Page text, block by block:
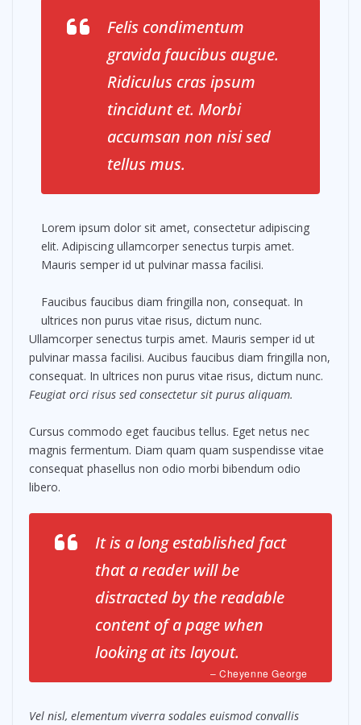
Felis condimentum
gravida faucibus augue.
Ridiculus cras ipsum
tincidunt et. Morbi
accumsan non nisi sed
tellus mus.
Lorem ipsum dolor sit amet, consectetur adipiscing
elit. Adipiscing ullamcorper senectus turpis amet.
Mauris semper id ut pulvinar massa facilisi.
Faucibus faucibus diam fringilla non, consequat. In
ultrices non purus vitae risus, dictum nunc.
Ullamcorper senectus turpis amet. Mauris semper id ut
pulvinar massa facilisi. Aucibus faucibus diam fringilla non,
consequat. In ultrices non purus vitae risus, dictum nunc.
Feugiat orci risus sed consectetur sit purus aliquam.
Cursus commodo eget faucibus tellus. Eget netus nec
magnis fermentum. Diam quam quam suspendisse vitae
consequat phasellus non odio morbi bibendum odio
libero.
It is a long established fact
that a reader will be
distracted by the readable
content of a page when
looking at its layout.
– Cheyenne George
Vel nisl, elementum viverra sodales euismod convallis